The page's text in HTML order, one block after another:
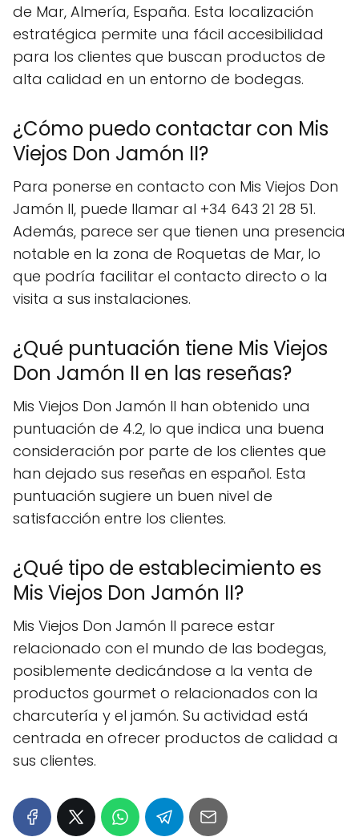
de Mar, Almería, España. Esta localización
estratégica permite una fácil accesibilidad
para los clientes que buscan productos de
alta calidad en un entorno de bodegas.
¿Cómo puedo contactar con Mis
Viejos Don Jamón II?
Para ponerse en contacto con Mis Viejos Don
Jamón II, puede llamar al +34 643 21 28 51.
Además, parece ser que tienen una presencia
notable en la zona de Roquetas de Mar, lo
que podría facilitar el contacto directo o la
visita a sus instalaciones.
¿Qué puntuación tiene Mis Viejos
Don Jamón II en las reseñas?
Mis Viejos Don Jamón II han obtenido una
puntuación de 4.2, lo que indica una buena
consideración por parte de los clientes que
han dejado sus reseñas en español. Esta
puntuación sugiere un buen nivel de
satisfacción entre los clientes.
¿Qué tipo de establecimiento es
Mis Viejos Don Jamón II?
Mis Viejos Don Jamón II parece estar
relacionado con el mundo de las bodegas,
posiblemente dedicándose a la venta de
productos gourmet o relacionados con la
charcutería y el jamón. Su actividad está
centrada en ofrecer productos de calidad a
sus clientes.